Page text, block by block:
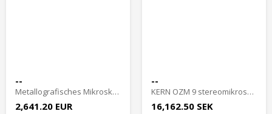
--
Metallografisches Mikroskop KERN OKM 173
2,641.20 EUR
--
KERN OZM 9 stereomikroskop - OZM 952
16,162.50 SEK